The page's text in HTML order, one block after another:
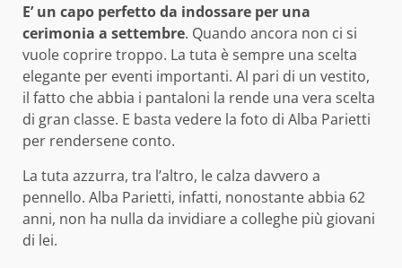
E’ un capo perfetto da indossare per una
cerimonia a settembre. Quando ancora non ci si
vuole coprire troppo. La tuta è sempre una scelta
elegante per eventi importanti. Al pari di un vestito,
il fatto che abbia i pantaloni la rende una vera scelta
di gran classe. E basta vedere la foto di Alba Parietti
per rendersene conto.
La tuta azzurra, tra l’altro, le calza davvero a
pennello. Alba Parietti, infatti, nonostante abbia 62
anni, non ha nulla da invidiare a colleghe più giovani
di lei.